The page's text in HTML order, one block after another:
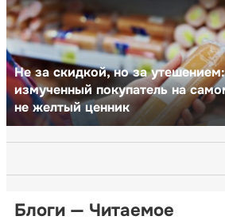
Не за скидкой, но за
измученный покупатель на
не желтый ценник
Блоги — Читаемое